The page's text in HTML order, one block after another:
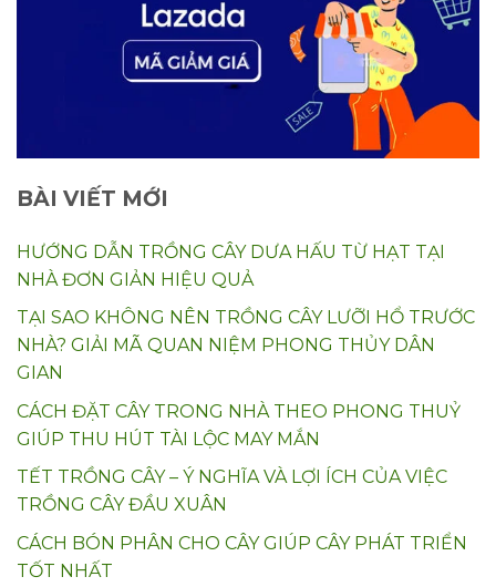
BÀI VIẾT MỚI
HƯỚNG DẪN TRỒNG CÂY DƯA HẤU TỪ HẠT TẠI
NHÀ ĐƠN GIẢN HIỆU QUẢ
TẠI SAO KHÔNG NÊN TRỒNG CÂY LƯỠI HỔ TRƯỚC
NHÀ? GIẢI MÃ QUAN NIỆM PHONG THỦY DÂN
GIAN
CÁCH ĐẶT CÂY TRONG NHÀ THEO PHONG THUỶ
GIÚP THU HÚT TÀI LỘC MAY MẮN
TẾT TRỒNG CÂY – Ý NGHĨA VÀ LỢI ÍCH CỦA VIỆC
TRỒNG CÂY ĐẦU XUÂN
CÁCH BÓN PHÂN CHO CÂY GIÚP CÂY PHÁT TRIỂN
TỐT NHẤT